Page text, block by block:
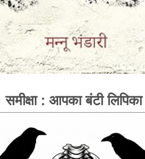
समीक्षा : आपका बंटी लिपिका